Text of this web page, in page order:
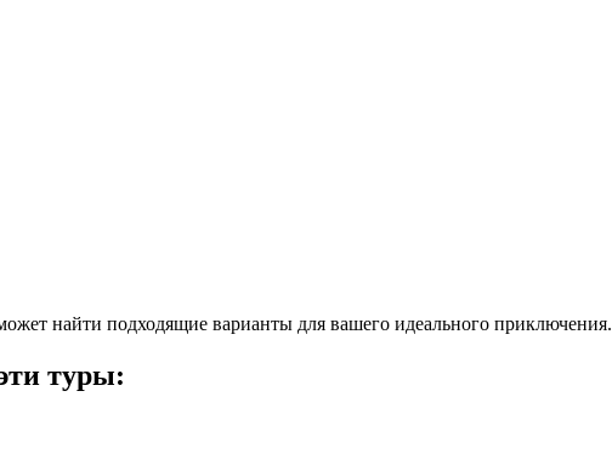
найти подходящие варианты для вашего идеального приключения.
туры: